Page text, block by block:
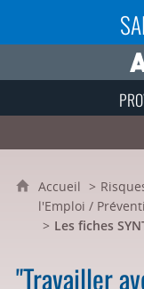
Accueil
l'Emploi /
Les fiches
"Travailler